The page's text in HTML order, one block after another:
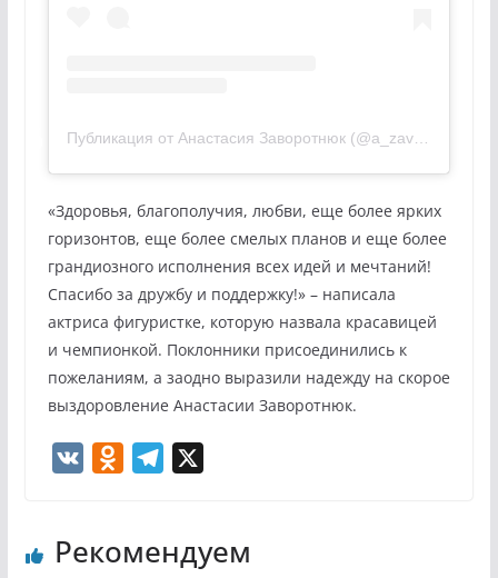
Публикация от Анастасия Заворотнюк (@a_zavorotnyuk)
«Здоровья, благополучия, любви, еще более ярких
горизонтов, еще более смелых планов и еще более
грандиозного исполнения всех идей и мечтаний!
Спасибо за дружбу и поддержку!» – написала
актриса фигуристке, которую назвала красавицей
и чемпионкой. Поклонники присоединились к
пожеланиям, а заодно выразили надежду на скорое
выздоровление Анастасии Заворотнюк.
o
e
Рекомендуем